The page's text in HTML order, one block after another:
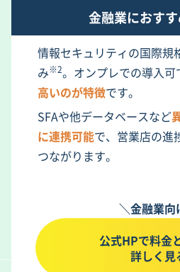
金融業におす
情報セキュリティの国際規
み※2。オンプレでの導入可
高いのが特徴です。
SFAや他データベースなど
に連携可能で、営業店の進
つながります。
＼金融業向
公式HPで料金
詳しく見